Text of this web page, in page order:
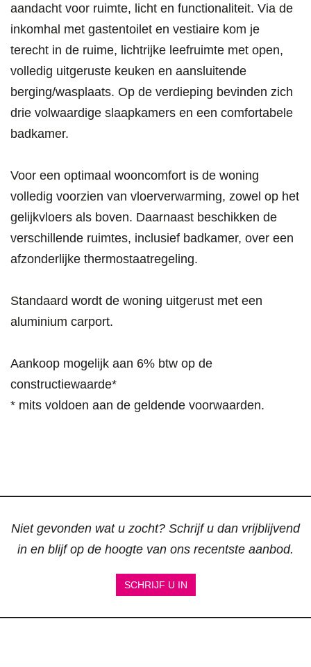
aandacht voor ruimte, licht en functionaliteit. Via de
inkomhal met gastentoilet en vestiaire kom je
terecht in de ruime, lichtrijke leefruimte met open,
volledig uitgeruste keuken en aansluitende
berging/wasplaats. Op de verdieping bevinden zich
drie volwaardige slaapkamers en een comfortabele
badkamer.
Voor een optimaal wooncomfort is de woning
volledig voorzien van vloerverwarming, zowel op het
gelijkvloers als boven. Daarnaast beschikken de
verschillende ruimtes, inclusief badkamer, over een
afzonderlijke thermostaatregeling.
Standaard wordt de woning uitgerust met een
aluminium carport.
Aankoop mogelijk aan 6% btw op de
constructiewaarde*
* mits voldoen aan de geldende voorwaarden.
Niet gevonden wat u zocht? Schrijf u dan vrijblijvend
in en blijf op de hoogte van ons recentste aanbod.
SCHRIJF U IN